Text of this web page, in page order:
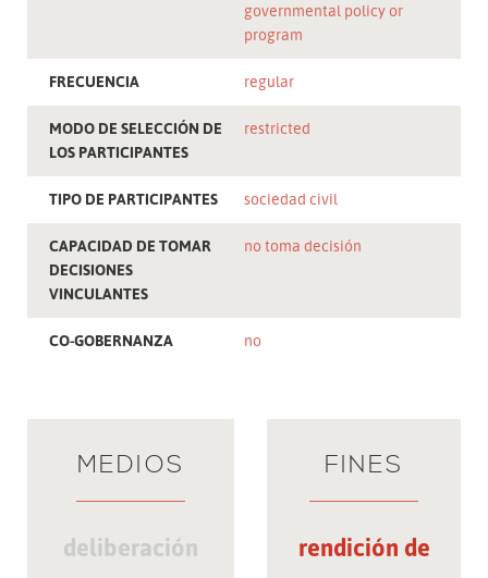
governmental policy or
program
FRECUENCIA regular
MODO DE SELECCIÓN DE
LOS PARTICIPANTES
restricted
TIPO DE PARTICIPANTES sociedad civil
CAPACIDAD DE TOMAR
DECISIONES
VINCULANTES
no toma decisión
CO-GOBERNANZA no
MEDIOS
deliberación
FINES
rendición de